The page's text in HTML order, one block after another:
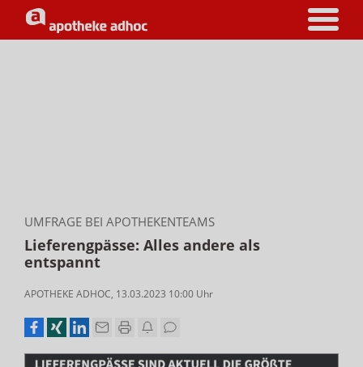
UMFRAGE BEI APOTHEKENTEAMS
Lieferengpässe: Alles andere als
entspannt
APOTHEKE ADHOC, 13.03.2023 10:00 Uhr